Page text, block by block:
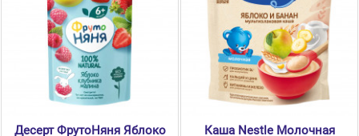
Десерт ФрутоНяня Яблоко
Каша Nestle Молочная